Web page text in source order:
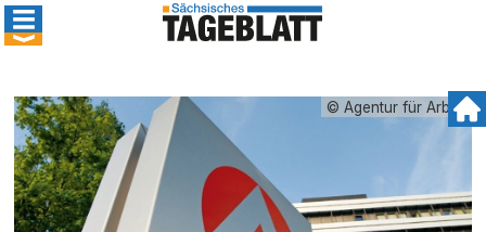
© Agentur für Arbeit